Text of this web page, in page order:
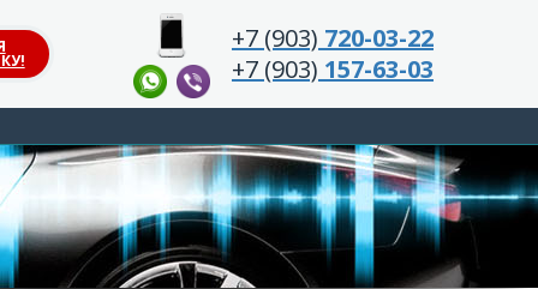
+7 (903) 720-03-22
+7 (903) 157-63-03